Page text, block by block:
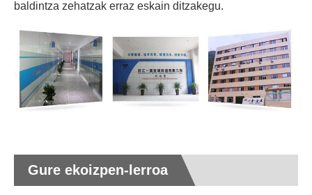
baldintza zehatzak erraz eskain ditzakegu.
Gure ekoizpen-lerroa